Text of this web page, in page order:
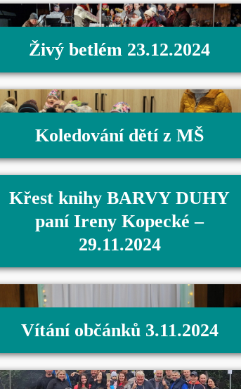
Živý betlém 23.12.2024
Koledování dětí z MŠ
Křest knihy BARVY DUHY
paní Ireny Kopecké –
29.11.2024
Vítání občánků 3.11.2024